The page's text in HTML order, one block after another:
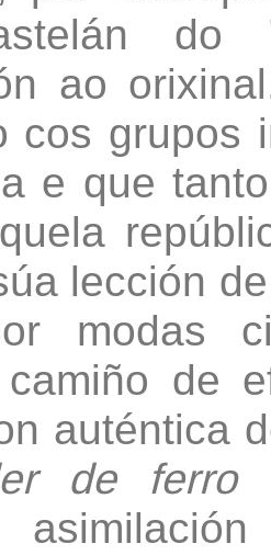
do
ao
cos grupos
e que
lección
modas
de
auténtica
de ferro